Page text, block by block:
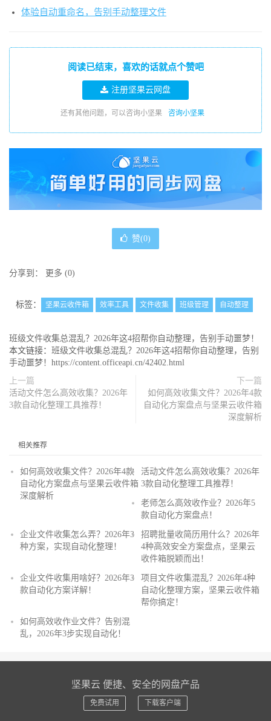
体验自动重命名，告别手动整理文件
阅读已结束，喜欢的话就点个赞吧
注册坚果云网盘
还有其他问题，可以咨询小坚果 咨询小坚果
赞(0)
分享到： 更多 (0)
标签： 坚果云收件箱 效率工具 文件收集 班级管理 自动整理
班级文件收集总混乱？2026年这4招帮你自动整理，告别手动噩梦！
本文链接： 班级文件收集总混乱？2026年这4招帮你自动整理，告别
手动噩梦！https://content.officeapi.cn/42402.html
上一篇
活动文件怎么高效收集？2026年
3款自动化整理工具推荐！
下一篇
如何高效收集文件？2026年4款
自动化方案盘点与坚果云收件箱
深度解析
相关推荐
如何高效收集文件？2026年4款
自动化方案盘点与坚果云收件箱
深度解析
活动文件怎么高效收集？2026年
3款自动化整理工具推荐！
老师怎么高效收作业？2026年5
款自动化方案盘点！
企业文件收集怎么弄？2026年3
种方案，实现自动化整理！
招聘批量收简历用什么？2026年
4种高效安全方案盘点，坚果云
收件箱脱颖而出！
企业文件收集用啥好？2026年3
款自动化方案详解！
项目文件收集混乱？2026年4种
自动化整理方案，坚果云收件箱
帮你搞定！
如何高效收作业文件？告别混
乱，2026年3步实现自动化！
坚果云 便捷、安全的网盘产品
免费试用 下载客户端